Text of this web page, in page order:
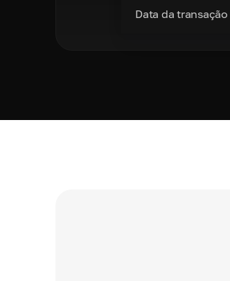
Data da transação